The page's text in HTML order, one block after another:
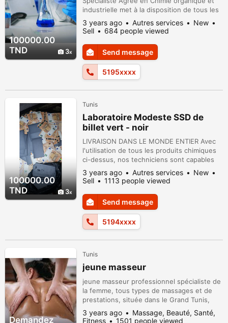
100000.00
TND
3
industrielle met à la disposition de tous les
détenteurs et détentrices de notes
Monétaires tachetées, masquées, ou sales
,des Produits Chimiques haut de gamme
pour rendre ceux-ci propres et utilisables
par tous. Si vous avez de l’argent NOIR ou
VERT d’une durée allant de Six mois à Dix
a...
3 years ago Autres services
New
Sell
684 people viewed
Send message
5195xxxx
100000.00
TND
3
Tunis
Laboratoire Modeste SSD de
billet vert - noir
LIVRAISON DANS LE MONDE ENTIER Avec
l'utilisation de tous les produits chimiques
ci-dessus, nos techniciens sont capables
de nettoyer les billets de banque noirs ou
défigurés en dollars américains, dollars
canadiens, dollars australiens, euros, livres,
francs suisses, dinars koweïtiens, rands
sud-africains, livres égyptiennes, yens
japonais, Cedis ghanéen, w...
3 years ago Autres services
New
Sell
1113 people viewed
Send message
5194xxxx
Demandez
Tunis
jeune masseur
jeune masseur professionnel spécialiste de
la femme, tous types de massages et de
prestations, située dans le Grand Tunis,
utilisant des huiles naturelles, des marques
internationales, aux mains douces et
3 years ago
Massage, Beauté, Santé,
Fitness
1501 people viewed